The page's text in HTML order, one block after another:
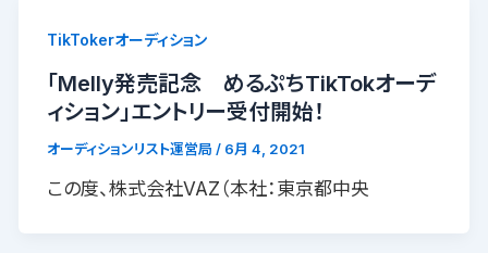
TikTokerオーディション
「Melly発売記念 めるぷちTikTokオーデ
ィション」エントリー受付開始！
オーディションリスト運営局 / 6月 4, 2021
この度、株式会社VAZ（本社：東京都中央